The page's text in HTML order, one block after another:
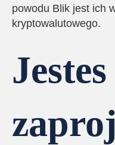
powodu Blik jest ich
kryptowalutowego.